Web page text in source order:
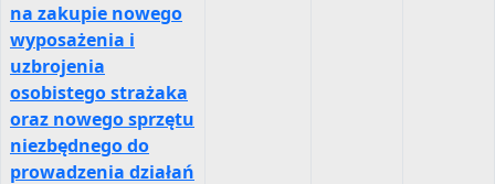
na zakupie nowego
wyposażenia i
uzbrojenia
osobistego strażaka
oraz nowego sprzętu
niezbędnego do
prowadzenia działań